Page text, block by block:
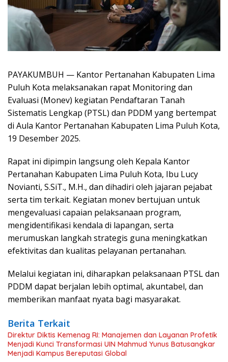
PAYAKUMBUH — Kantor Pertanahan Kabupaten Lima
Puluh Kota melaksanakan rapat Monitoring dan
Evaluasi (Monev) kegiatan Pendaftaran Tanah
Sistematis Lengkap (PTSL) dan PDDM yang bertempat
di Aula Kantor Pertanahan Kabupaten Lima Puluh Kota,
19 Desember 2025.
​Rapat ini dipimpin langsung oleh Kepala Kantor
Pertanahan Kabupaten Lima Puluh Kota, Ibu Lucy
Novianti, S.SiT., M.H., dan dihadiri oleh jajaran pejabat
serta tim terkait. Kegiatan monev bertujuan untuk
mengevaluasi capaian pelaksanaan program,
mengidentifikasi kendala di lapangan, serta
merumuskan langkah strategis guna meningkatkan
efektivitas dan kualitas pelayanan pertanahan.
​Melalui kegiatan ini, diharapkan pelaksanaan PTSL dan
PDDM dapat berjalan lebih optimal, akuntabel, dan
memberikan manfaat nyata bagi masyarakat.
Berita Terkait
Direktur Diktis Kemenag RI: Manajemen dan Layanan Profetik
Menjadi Kunci Transformasi UIN Mahmud Yunus Batusangkar
Menjadi Kampus Bereputasi Global